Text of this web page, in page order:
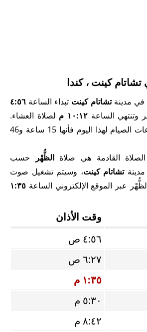
كينت ، كندا
في مدينةتشاتام كينت تبداء الساعة ٤:٥٦
وتنتهي الساعة ١٠:١٢ م
لصلاة العشاء.
وبنسبة إلى عدد ساعات الصيام لهذا اليوم فأنها 15 ساعة و46
القادمة هي صلاةالظُّهْر
حسب
مدينةتشاتام كينت، وسيتم تشغيل صوت
عبر الموقع الإلكتروني الساعة ١:٣٥
وقت الأذان
٤:٥٦ ص
٦:٢٧ ص
١:٣٥ م
٥:٣٠ م
٨:٤٢ م